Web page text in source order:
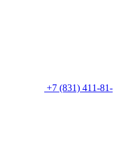
+7 (831) 411-81-